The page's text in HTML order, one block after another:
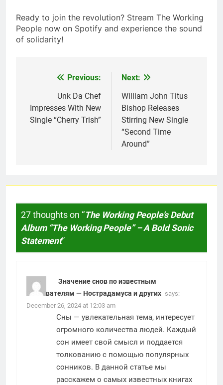
Ready to join the revolution? Stream The Working
People now on Spotify and experience the sound
of solidarity!
navigation
Previous:
Unk Da Chef
Impresses With New
Single “Cherry Trish”
Next:
William John Titus
Bishop Releases
Stirring New Single
“Second Time
Around”
27 thoughts on “The Working People’s Debut
Album “The Working People” – A Bold Sonic
Statement”
Значение снов по известным
толкователям — Нострадамуса и других says:
December 26, 2024 at 12:03 am
Сны — увлекательная тема, интересует
огромного количества людей. Каждый
сон имеет свой смысл и поддается
толкованию с помощью популярных
сонников. В данной статье мы
расскажем о самых известных книгах